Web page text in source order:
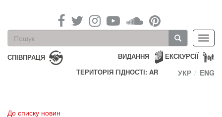
Пошукова
форма
Пошук
СПІВПРАЦЯ ЕКСКУРСІЇ
ВИДАННЯ
ТЕРИТОРІЯ ГІДНОСТІ: AR
УКР ENG
До списку новин